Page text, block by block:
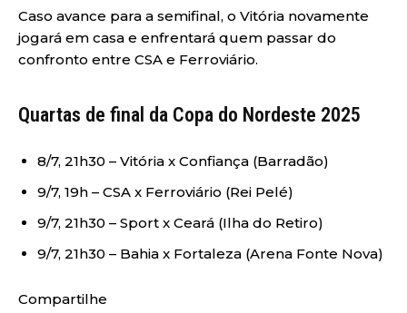
Caso avance para a semifinal, o Vitória novamente
jogará em casa e enfrentará quem passar do
confronto entre CSA e Ferroviário.
Quartas de final da Copa do Nordeste 2025
8/7, 21h30 – Vitória x Confiança (Barradão)
9/7, 19h – CSA x Ferroviário (Rei Pelé)
9/7, 21h30 – Sport x Ceará (Ilha do Retiro)
9/7, 21h30 – Bahia x Fortaleza (Arena Fonte Nova)
Compartilhe